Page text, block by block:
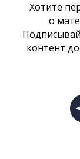
Хотите
о
контент